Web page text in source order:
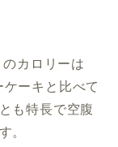
カロリーは
ーキと比べて
も特長で空腹
。